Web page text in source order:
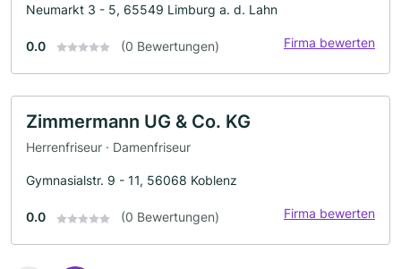
Neumarkt 3 - 5, 65549 Limburg a. d. Lahn
0.0 (0 Bewertungen) Firma bewerten
Zimmermann UG & Co. KG
Herrenfriseur · Damenfriseur
Gymnasialstr. 9 - 11, 56068 Koblenz
0.0 (0 Bewertungen) Firma bewerten